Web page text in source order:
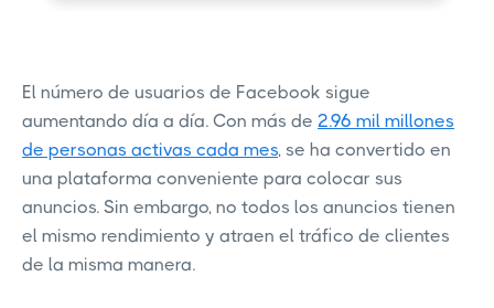
El número de usuarios de Facebook sigue
aumentando día a día. Con más de 2.96 mil millones
de personas activas cada mes, se ha convertido en
una plataforma conveniente para colocar sus
anuncios. Sin embargo, no todos los anuncios tienen
el mismo rendimiento y atraen el tráfico de clientes
de la misma manera.